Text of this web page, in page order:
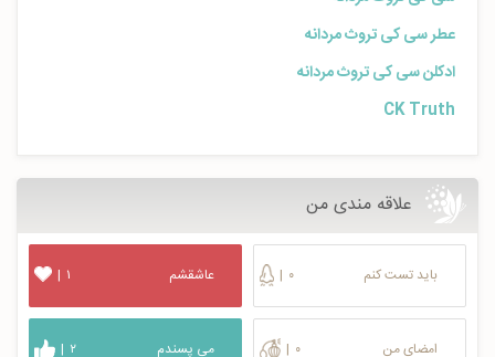
عطر سی کی تروث مردانه
ادکلن سی کی تروث مردانه
CK Truth
علاقه مندی من
باید تست کنم | ۰
امضای من | ۰
عاشقشم | ۱
می پسندم | ۲